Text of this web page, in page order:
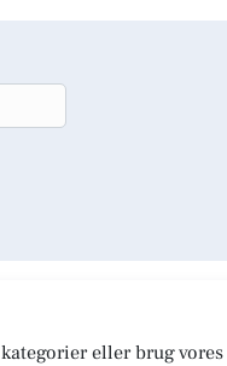
eller brug vores